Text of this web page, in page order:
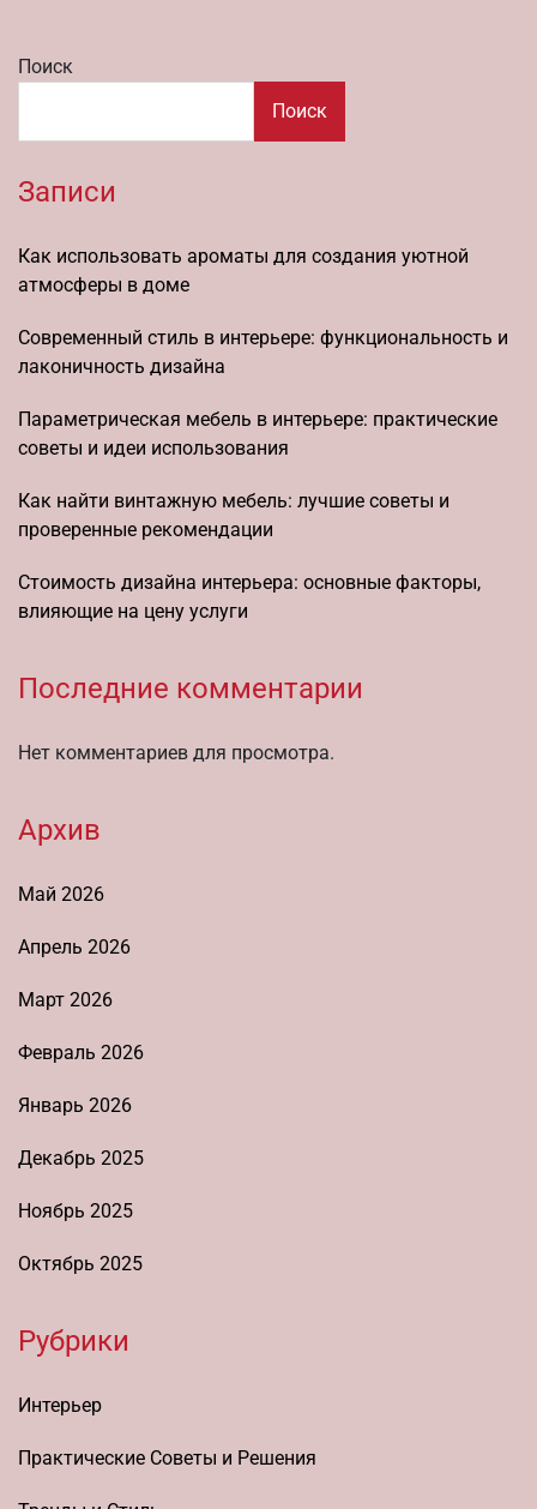
Поиск
Поиск
Записи
Как использовать ароматы для создания уютной
атмосферы в доме
Современный стиль в интерьере: функциональность и
лаконичность дизайна
Параметрическая мебель в интерьере: практические
советы и идеи использования
Как найти винтажную мебель: лучшие советы и
проверенные рекомендации
Стоимость дизайна интерьера: основные факторы,
влияющие на цену услуги
Последние комментарии
Нет комментариев для просмотра.
Архив
Май 2026
Апрель 2026
Март 2026
Февраль 2026
Январь 2026
Декабрь 2025
Ноябрь 2025
Октябрь 2025
Рубрики
Интерьер
Практические Советы и Решения